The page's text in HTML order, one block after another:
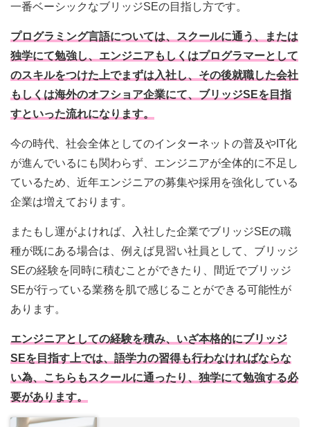
一番ベーシックなブリッジSEの目指し方です。
プログラミング言語については、スクールに通う、または
独学にて勉強し、エンジニアもしくはプログラマーとして
のスキルをつけた上でまずは入社し、その後就職した会社
もしくは海外のオフショア企業にて、ブリッジSEを目指
すといった流れになります。
今の時代、社会全体としてのインターネットの普及やIT化
が進んでいるにも関わらず、エンジニアが全体的に不足し
ているため、近年エンジニアの募集や採用を強化している
企業は増えております。
またもし運がよければ、入社した企業でブリッジSEの職
種が既にある場合は、例えば見習い社員として、ブリッジ
SEの経験を同時に積むことができたり、間近でブリッジ
SEが行っている業務を肌で感じることができる可能性が
あります。
エンジニアとしての経験を積み、いざ本格的にブリッジ
SEを目指す上では、語学力の習得も行わなければならな
い為、こちらもスクールに通ったり、独学にて勉強する必
要があります。